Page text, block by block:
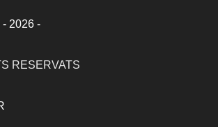
- 2026 -
RESERVATS